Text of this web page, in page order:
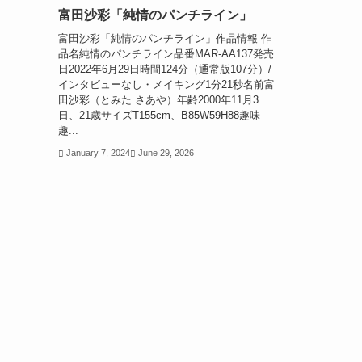
富田沙彩「純情のパンチライン」
富田沙彩「純情のパンチライン」作品情報 作
品名純情のパンチライン品番MAR-AA137発売
日2022年6月29日時間124分（通常版107分）/
インタビューなし・メイキング1分21秒名前富
田沙彩（とみた さあや）年齢2000年11月3
日、21歳サイズT155cm、B85W59H88趣味
趣...
January 7, 2024 June 29, 2026